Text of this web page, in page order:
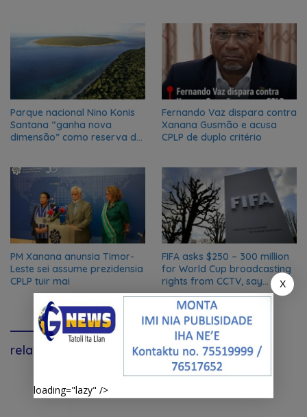
Parque nacional Nino Konis
Santana “ganha nova
dimensão” como reserva da
Fernando Vaz dispara contra
Xanana Gusmão e acusa
CPLP de duplo critério
PM Xanana anunsia Timor-
Leste sei assume prezidensia
CPLP tuir mai
FIFA asks $250 – 300 million
for World Cup broadcasting
rights from CCTV, say
Chinese media; FIFA
responds to Global Times
talks ‘ongoing’
relavante
X
loading="lazy" />